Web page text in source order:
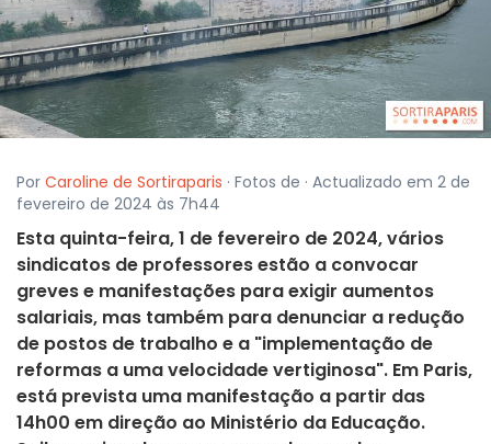
Por Caroline de Sortiraparis · Fotos de · Actualizado em 2 de
fevereiro de 2024 às 7h44
Esta quinta-feira, 1 de fevereiro de 2024, vários
sindicatos de professores estão a convocar
greves e manifestações para exigir aumentos
salariais, mas também para denunciar a redução
de postos de trabalho e a "implementação de
reformas a uma velocidade vertiginosa". Em Paris,
está prevista uma manifestação a partir das
14h00 em direção ao Ministério da Educação.